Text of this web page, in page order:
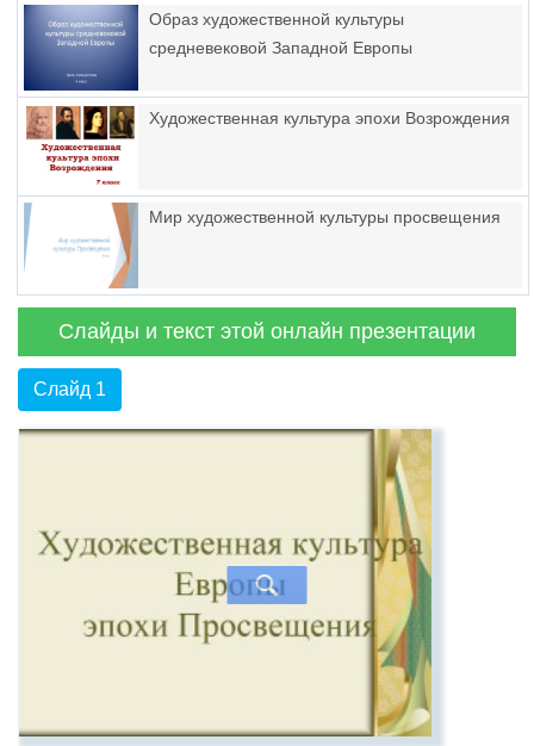
Образ художественной культуры
средневековой Западной Европы
Художественная культура эпохи Возрождения
Мир художественной культуры просвещения
Слайды и текст этой онлайн презентации
Слайд 1